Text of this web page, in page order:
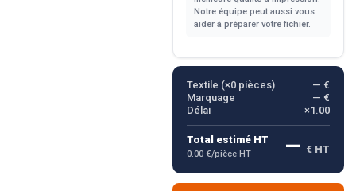
Notre équipe peut aussi vous
aider à préparer votre fichier.
Textile (×0pièces)
— €
Marquage
— €
Délai
×1.00
Total estimé HT
0.00 €/pièce HT — € HT